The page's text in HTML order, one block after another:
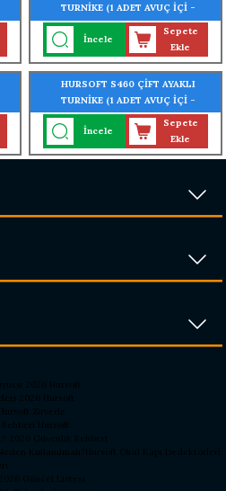
TURNİKE (1 ADET AVUÇ İÇİ -
YÜZ - PARMAK İZİ OKUYUCU
TURNİKEYE MONTELİ)
İncele
Sepete
Ekle
HURSOFT S460 ÇİFT AYAKLI
TURNİKE (1 ADET AVUÇ İÇİ -
PARMAK İZİ OKUYUCU
TURNİKEYE MONTELİ)
İncele
Sepete
Ekle
2026 Hursoft
2026 Hursoft
Zirvede
Hursoft
2026 Güvenlik Rehberi
Kullanılmalı?Hursoft Okul Kapı Dedektörleri
Güncel Listesi